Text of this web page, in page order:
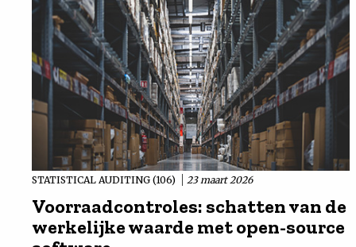
STATISTICAL AUDITING (106) 23 maart 2026
Voorraadcontroles: schatten van de
werkelijke waarde met open-source